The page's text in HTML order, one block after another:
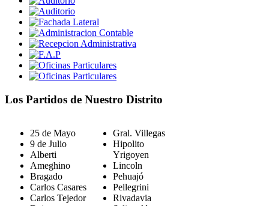
Los Partidos de Nuestro Distrito
25 de Mayo
9 de Julio
Alberti
Ameghino
Bragado
Carlos Casares
Carlos Tejedor
Gral. Villegas
Hipolito
Yrigoyen
Lincoln
Pehuajó
Pellegrini
Rivadavia